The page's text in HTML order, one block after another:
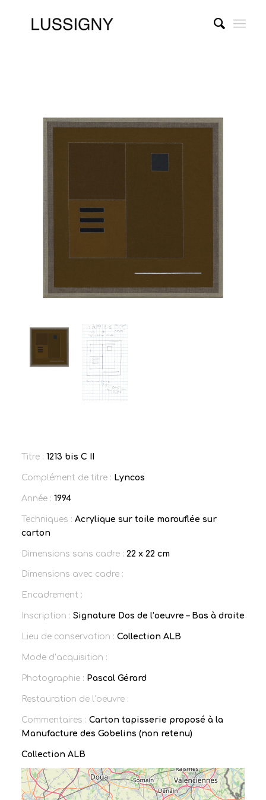
Titre : 1213 bis C II
Complément de titre : Lyncos
Année : 1994
Techniques : Acrylique sur toile marouflée sur
carton
Dimensions sans cadre : 22 x 22 cm
Dimensions avec cadre :
Encadrement :
Inscription : Signature Dos de l’oeuvre – Bas à droite
Lieu de conservation : Collection ALB
Mode d’acquisition :
Photographie : Pascal Gérard
Restauration de l’oeuvre :
Commentaires : Carton tapisserie proposé à la
Manufacture des Gobelins (non retenu)
Collection ALB